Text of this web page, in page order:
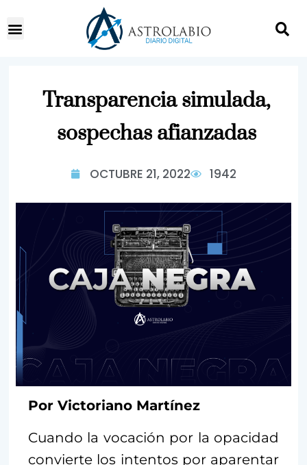
Transparencia simulada,
sospechas afianzadas
OCTUBRE 21, 2022 1942
Por Victoriano Martínez
Cuando la vocación por la opacidad
convierte los intentos por aparentar